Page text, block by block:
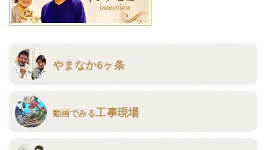
やまなか6ヶ条
動画でみる工事現場